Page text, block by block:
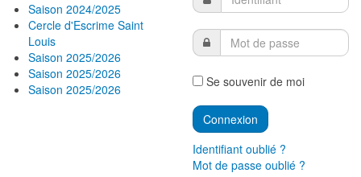
Saison 2024/2025
Cercle d'Escrime Saint
Louis
Saison 2025/2026
Saison 2025/2026
Saison 2025/2026
Se souvenir de moi
Identifiant oublié ?
Mot de passe oublié ?